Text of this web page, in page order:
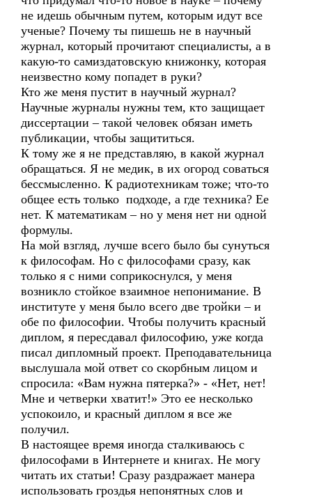
не идешь обычным путем, которым идут все
ученые? Почему ты пишешь не в научный
журнал, который прочитают специалисты, а в
какую-то самиздатовскую книжонку, которая
неизвестно кому попадет в руки?
Кто же меня пустит в научный журнал?
Научные журналы нужны тем, кто защищает
диссертации – такой человек обязан иметь
публикации, чтобы защититься.
К тому же я не представляю, в какой журнал
обращаться. Я не медик, в их огород соваться
бессмысленно. К радиотехникам тоже; что-то
общее есть только подходе, а где техника? Ее
нет. К математикам – но у меня нет ни одной
формулы.
На мой взгляд, лучше всего было бы сунуться
к философам. Но с философами сразу, как
только я с ними соприкоснулся, у меня
возникло стойкое взаимное непонимание. В
институте у меня было всего две тройки – и
обе по философии. Чтобы получить красный
диплом, я пересдавал философию, уже когда
писал дипломный проект. Преподавательница
выслушала мой ответ со скорбным лицом и
спросила: «Вам нужна пятерка?» - «Нет, нет!
Мне и четверки хватит!» Это ее несколько
успокоило, и красный диплом я все же
получил.
В настоящее время иногда сталкиваюсь с
философами в Интернете и книгах. Не могу
читать их статьи! Сразу раздражает манера
использовать гроздья непонятных слов и